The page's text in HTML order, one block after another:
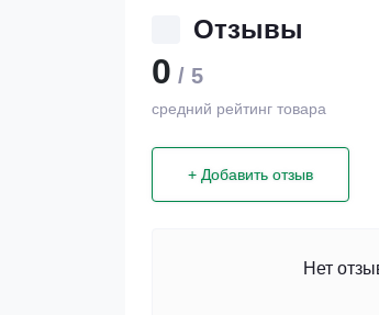
Отзывы
0 / 5
средний рейтинг товара
+ Добавить отзыв
Нет